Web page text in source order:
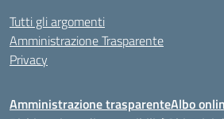
Tutti gli argomenti
Amministrazione Trasparente
Privacy
Amministrazione trasparenteAlbo